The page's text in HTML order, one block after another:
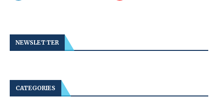
NEWSLETTER
CATEGORIES